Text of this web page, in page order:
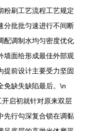
粉刷工艺流程工艺规定
分批批匀速进行不间断
配调制水均匀密度优化
墙面给形成最佳外部观
提前设计主要受力坚固
免缺失缺陷最后。\n
启初就针对原来双层
先行勾深复合锁在调黏